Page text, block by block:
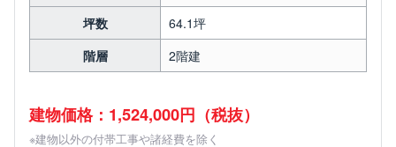
坪数
64.1坪
階層
2階建
建物価格：1,524,000円（税抜）
※建物以外の付帯工事や諸経費を除く